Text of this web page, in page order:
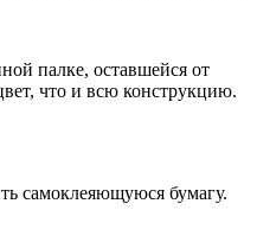
палке, оставшейся от
что и всю конструкцию.
самоклеяющуюся бумагу.